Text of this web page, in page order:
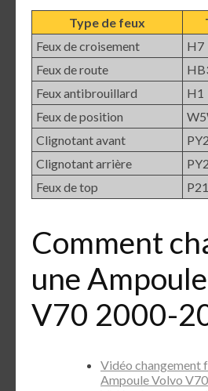
Type de feux
Feux de croisement
H7
Feux de route
Feux antibrouillard
H1
Feux de position
Clignotant avant
Clignotant arrière
Feux de top
Comment
une
V70 2000-
Vidéo changement
Ampoule Volvo